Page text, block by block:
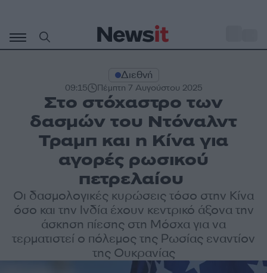
περιεχόμενο
Διεθνή
09:15 Πέμπτη 7 Αυγούστου 2025
Στο στόχαστρο των
δασμών του Ντόναλντ
Τραμπ και η Κίνα για
αγορές ρωσικού
πετρελαίου
Οι δασμολογικές κυρώσεις τόσο στην Κίνα
όσο και την Ινδία έχουν κεντρικό άξονα την
άσκηση πίεσης στη Μόσχα για να
τερματιστεί ο πόλεμος της Ρωσίας εναντίον
της Ουκρανίας